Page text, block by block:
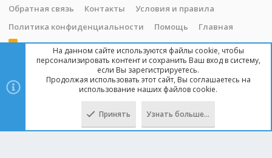
Обратная связь
Контакты
Условия и правила
Политика конфиденциальности
Помощь Главная
R
Copyright © 2014 - 2025, mipped.com. Все права защищены. При
копировании материала с сайта, обратная ссылка обязательна!
На данном сайте используются файлы cookie, чтобы
персонализировать контент и сохранить Ваш вход в систему,
если Вы зарегистрируетесь.
Продолжая использовать этот сайт, Вы соглашаетесь на
использование наших файлов cookie.
Принять Узнать больше…